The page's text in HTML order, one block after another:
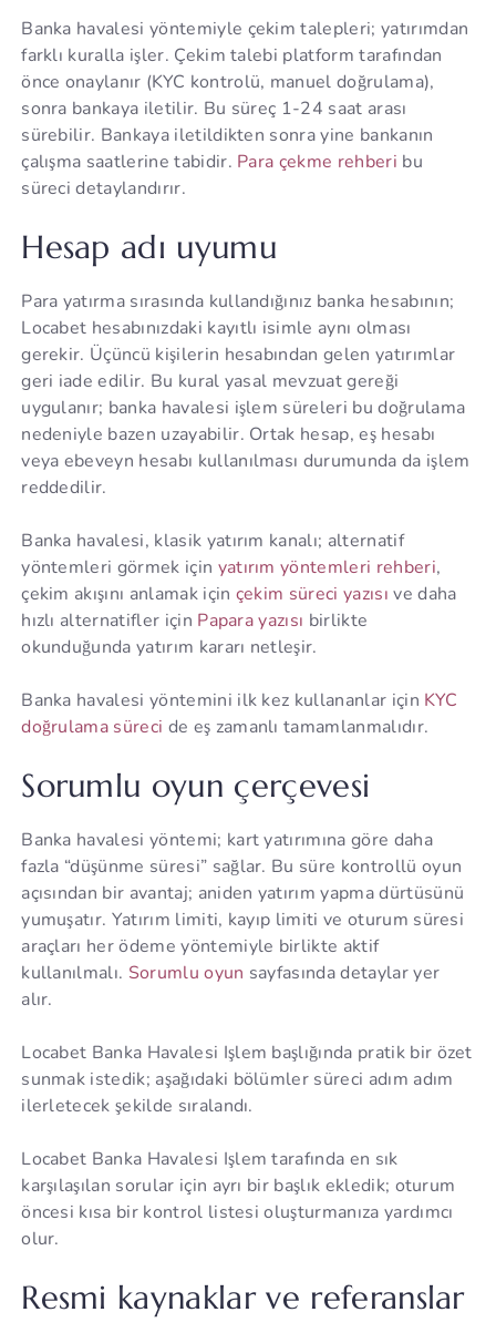
Banka havalesi yöntemiyle çekim talepleri; yatırımdan
farklı kuralla işler. Çekim talebi platform tarafından
önce onaylanır (KYC kontrolü, manuel doğrulama),
sonra bankaya iletilir. Bu süreç 1-24 saat arası
sürebilir. Bankaya iletildikten sonra yine bankanın
çalışma saatlerine tabidir. Para çekme rehberi bu
süreci detaylandırır.
Hesap adı uyumu
Para yatırma sırasında kullandığınız banka hesabının;
Locabet hesabınızdaki kayıtlı isimle aynı olması
gerekir. Üçüncü kişilerin hesabından gelen yatırımlar
geri iade edilir. Bu kural yasal mevzuat gereği
uygulanır; banka havalesi işlem süreleri bu doğrulama
nedeniyle bazen uzayabilir. Ortak hesap, eş hesabı
veya ebeveyn hesabı kullanılması durumunda da işlem
reddedilir.
Banka havalesi, klasik yatırım kanalı; alternatif
yöntemleri görmek için yatırım yöntemleri rehberi,
çekim akışını anlamak için çekim süreci yazısı ve daha
hızlı alternatifler için Papara yazısı birlikte
okunduğunda yatırım kararı netleşir.
Banka havalesi yöntemini ilk kez kullananlar için KYC
doğrulama süreci de eş zamanlı tamamlanmalıdır.
Sorumlu oyun çerçevesi
Banka havalesi yöntemi; kart yatırımına göre daha
fazla “düşünme süresi” sağlar. Bu süre kontrollü oyun
açısından bir avantaj; aniden yatırım yapma dürtüsünü
yumuşatır. Yatırım limiti, kayıp limiti ve oturum süresi
araçları her ödeme yöntemiyle birlikte aktif
kullanılmalı. Sorumlu oyun sayfasında detaylar yer
alır.
Locabet Banka Havalesi Işlem başlığında pratik bir özet
sunmak istedik; aşağıdaki bölümler süreci adım adım
ilerletecek şekilde sıralandı.
Locabet Banka Havalesi Işlem tarafında en sık
karşılaşılan sorular için ayrı bir başlık ekledik; oturum
öncesi kısa bir kontrol listesi oluşturmanıza yardımcı
olur.
Resmi kaynaklar ve referanslar